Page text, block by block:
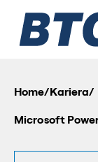
Home/ Kariera/
Microsoft